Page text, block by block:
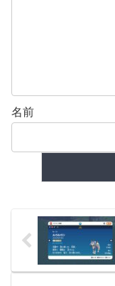
名前